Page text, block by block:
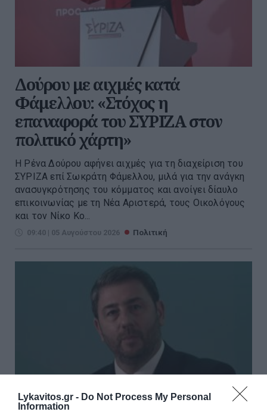
Lykavitos.gr - Do Not Process My Personal
Information
Δούρου με αιχμές κατά
Φάμελλου: «Στόχος η
επαναφορά του ΣΥΡΙΖΑ στον
πολιτικό χάρτη»
Η Ρένα Δούρου αφήνει αιχμές για τη διαχείριση του
ΣΥΡΙΖΑ επί Σωκράτη Φάμελλου, μιλά για την ανάγκη
ανασυγκρότησης του κόμματος και ανοίγει δίαυλο
επικοινωνίας με τη Νέα Αριστερά, τους Οικολόγους
και τον Νίκο Κο...
09:40 | 05 Αυγούστου 2026 Πολιτική